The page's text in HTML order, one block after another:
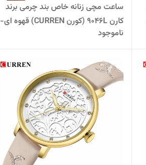
ساعت مچی زنانه خاص بند چرمی برند
کارن 9046L (کورن CURREN) قهوه ای-
سفید
ناموجود